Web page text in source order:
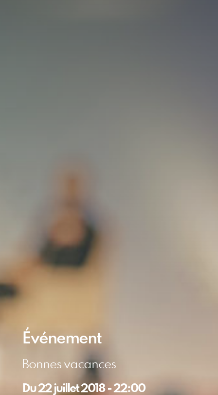
Événement
Bonnes vacances
Du22 juillet 2018- 22:00